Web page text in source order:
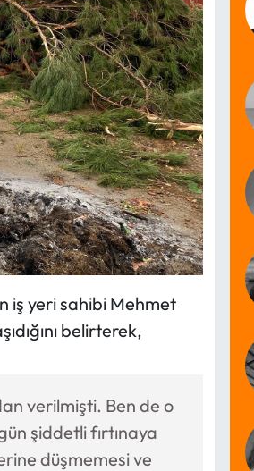
iş yeri sahibi Mehmet
belirterek,
verilmişti. Ben de o
şiddetli fırtınaya
düşmemesi ve